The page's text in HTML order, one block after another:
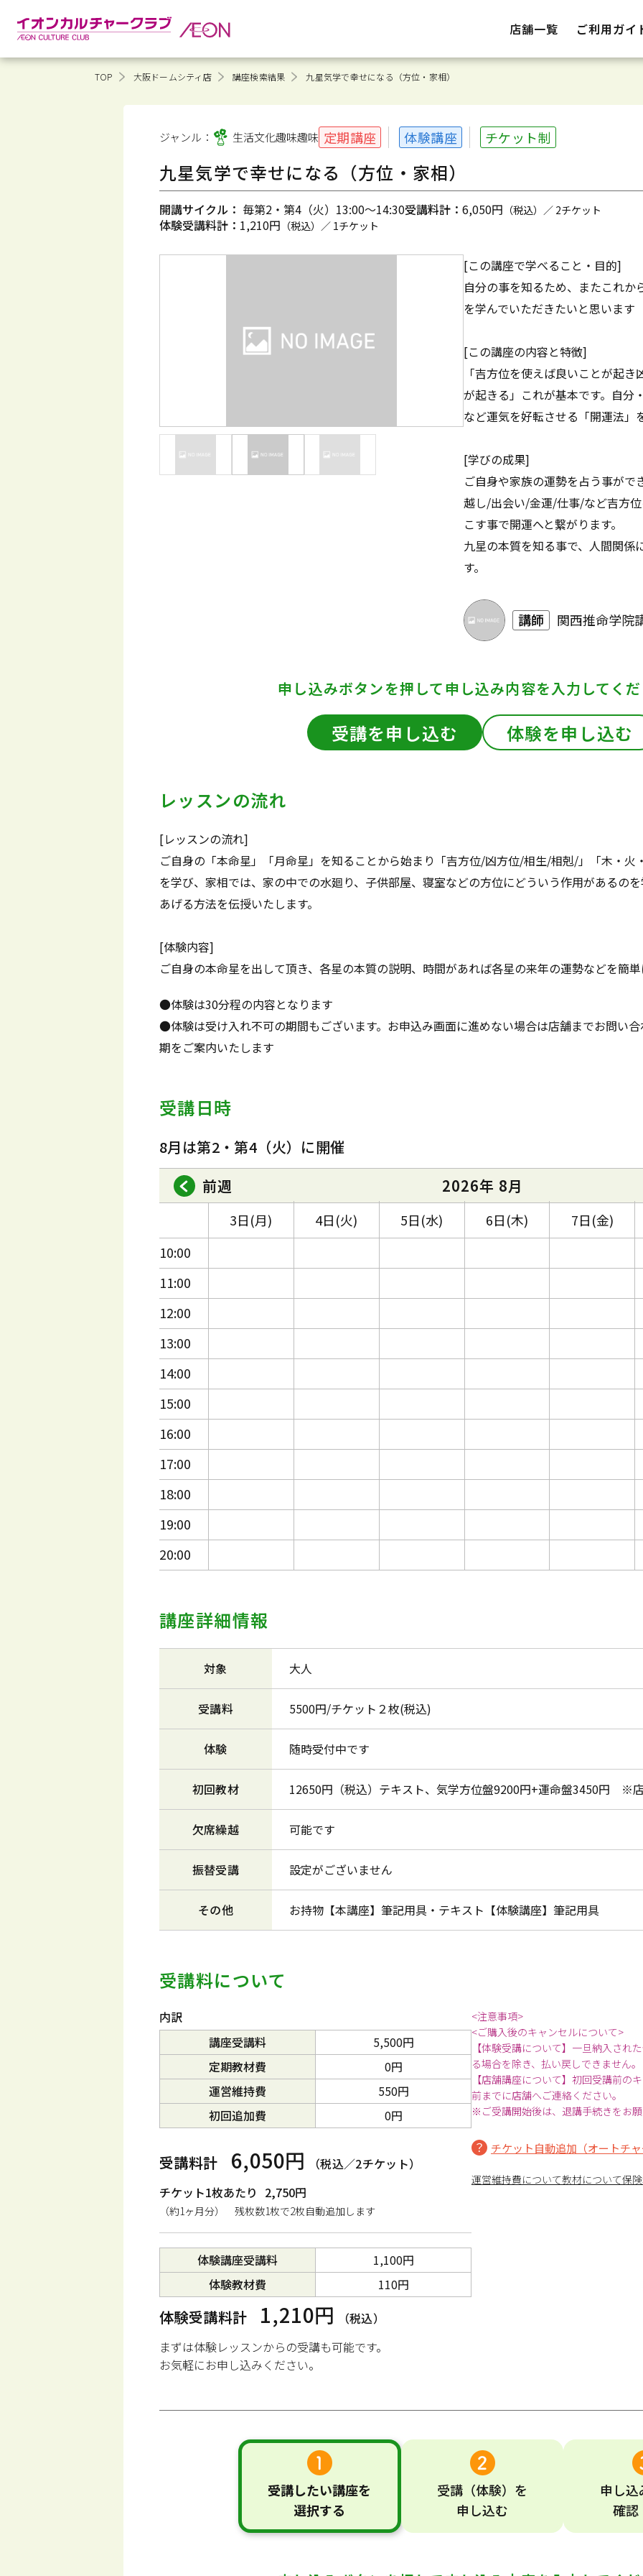
店舗一覧 ご利用ガイ
TOP 大阪ドームシティ店 講座検索結果 九星気学で幸せになる（方位・家相）
ジャンル： 生活文化趣味趣味 定期講座 体験講座 チケット制
九星気学で幸せになる（方位・家相）
開講サイクル： 毎第2・第4（火）13:00～14:30受講料計： 6,050円 （税込）／ 2チケット
体験受講料計： 1,210円 （税込）／ 1チケット
[この講座で学べること・目的]
自分の事を知るため、またこれか
を学んでいただきたいと思います
[この講座の内容と特徴]
「吉方位を使えば良いことが起
が起きる」これが基本です。自分
など運気を好転させる「開運法」
[学びの成果]
ご自身や家族の運勢を占う事がで
越し/出会い/金運/仕事/など吉方
こす事で開運へと繋がります。
九星の本質を知る事で、人間関係
す。
講師 関西推命学
申し込みボタンを押して申し込み内容を入力してく
受講を申し込む 体験を申し込む
レッスンの流れ
[レッスンの流れ]
ご自身の「本命星」「月命星」を知ることから始まり「吉方位/凶方位/相生/相剋/」「木・火
を学び、家相では、家の中での水廻り、子供部屋、寝室などの方位にどういう作用があるの
あげる方法を伝授いたします。
[体験内容]
ご自身の本命星を出して頂き、各星の本質の説明、時間があれば各星の来年の運勢などを簡
●体験は30分程の内容となります
●体験は受け入れ不可の期間もございます。お申込み画面に進めない場合は店舗までお問い
期をご案内いたします
受講日時
8月は第2・第4（火）に開催
前週
2026年 8月
10:00
11:00
12:00
13:00
14:00
15:00
16:00
17:00
18:00
19:00
20:00
3日(月) 4日(火) 5日(水) 6日(木) 7日(金)
講座詳細情報
対象 大人
受講料 5500円/チケット２枚(税込)
体験 随時受付中です
初回教材 12650円（税込）テキスト、気学方位盤9200円+運命盤3450円 ※
欠席繰越 可能です
振替受講 設定がございません
その他 お持物【本講座】筆記用具・テキスト【体験講座】筆記用具
受講料について
内訳
講座受講料
5,500円
定期教材費
0円
運営維持費
550円
初回追加費
0円
受講料計 6,050円
（税込／2チケット）
チケット1枚あたり 2,750円
（約1ヶ月分） 残枚数1枚で2枚自動追加します
体験講座受講料
1,100円
体験教材費
110円
体験受講料計 1,210円
（税込）
まずは体験レッスンからの受講も可能です。
お気軽にお申し込みください。
<注意事項>
<ご購入後のキャンセルについて>
【体験受講について】一旦納入され
る場合を除き、払い戻しできません。
【店舗講座について】初回受講前の
前までに店舗へご連絡ください。
※ご受講開始後は、退講手続きをお
チケット自動追加（オートチ
運営維持費について教材について保
受講したい講座を
選択する
受講 （体験） を
申し込む
申し込
確認